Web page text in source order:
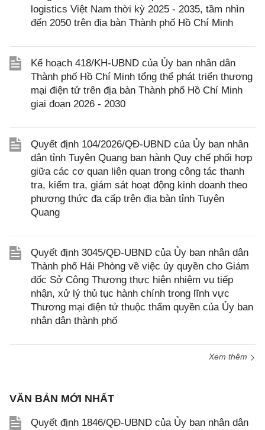
logistics Việt Nam thời kỳ 2025 - 2035, tầm nhìn
đến 2050 trên địa bàn Thành phố Hồ Chí Minh
Kế hoạch 418/KH-UBND của Ủy ban nhân dân
Thành phố Hồ Chí Minh tổng thể phát triển thương
mại điện tử trên địa bàn Thành phố Hồ Chí Minh
giai đoạn 2026 - 2030
Quyết định 104/2026/QĐ-UBND của Ủy ban nhân
dân tỉnh Tuyên Quang ban hành Quy chế phối hợp
giữa các cơ quan liên quan trong công tác thanh
tra, kiểm tra, giám sát hoạt động kinh doanh theo
phương thức đa cấp trên địa bàn tỉnh Tuyên
Quang
Quyết định 3045/QĐ-UBND của Ủy ban nhân dân
Thành phố Hải Phòng về việc ủy quyền cho Giám
đốc Sở Công Thương thực hiện nhiệm vụ tiếp
nhận, xử lý thủ tục hành chính trong lĩnh vực
Thương mại điện tử thuộc thẩm quyền của Ủy ban
nhân dân thành phố
Xem thêm
VĂN BẢN MỚI NHẤT
Quyết định 1846/QĐ-UBND của Ủy ban nhân dân